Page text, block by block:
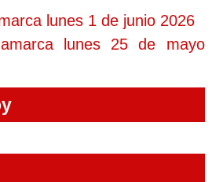
lunes 1 de junio 2026
lunes 25 de mayo